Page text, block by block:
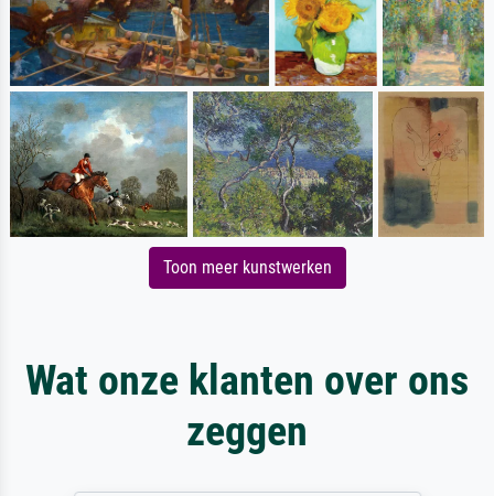
Toon meer kunstwerken
Wat onze klanten over ons
zeggen